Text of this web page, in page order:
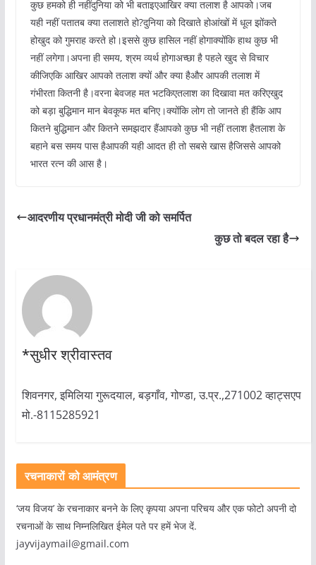
कुछ हमको ही नहींदुनिया को भी बताइएआखिर क्या तलाश है आपको।जब
यही नहीं पतातब क्या तलाशते हो?दुनिया को दिखाते होआंखों में धूल झोंकते
होखुद को गुमराह करते हो।इससे कुछ हासिल नहीं होगाक्योंकि हाथ कुछ भी
नहीं लगेगा।अपना ही समय, श्रम व्यर्थ होगाअच्छा है पहले खुद से विचार
कीजिएकि आखिर आपको तलाश क्यों और क्या हैऔर आपकी तलाश में
गंभीरता कितनी है।वरना बेवजह मत भटकिएतलाश का दिखावा मत करिएखुद
को बड़ा बुद्धिमान मान बेवकूफ मत बनिए।क्योंकि लोग तो जानते ही हैंकि आप
कितने बुद्धिमान और कितने समझदार हैंआपको कुछ भी नहीं तलाश हैतलाश के
बहाने बस समय पास हैआपकी यही आदत ही तो सबसे खास हैजिससे आपको
भारत रत्न की आस है।
आदरणीय प्रधानमंत्री मोदी जी को समर्पित
कुछ तो बदल रहा है
*सुधीर श्रीवास्तव
शिवनगर, इमिलिया गुरूदयाल, बड़गाँव, गोण्डा, उ.प्र.,271002 व्हाट्सएप
मो.-8115285921
रचनाकारों को आमंत्रण
‘जय विजय’ के रचनाकार बनने के लिए कृपया अपना परिचय और एक फोटो अपनी दो
रचनाओं के साथ निम्नलिखित ईमेल पते पर हमें भेज दें.
jayvijaymail@gmail.com